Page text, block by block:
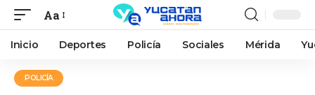
Aa
Inicio Deportes Policía Sociales Mérida
POLICÍA